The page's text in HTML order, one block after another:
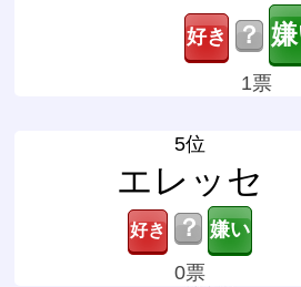
？
1票
5位
エレッセ
？
0票